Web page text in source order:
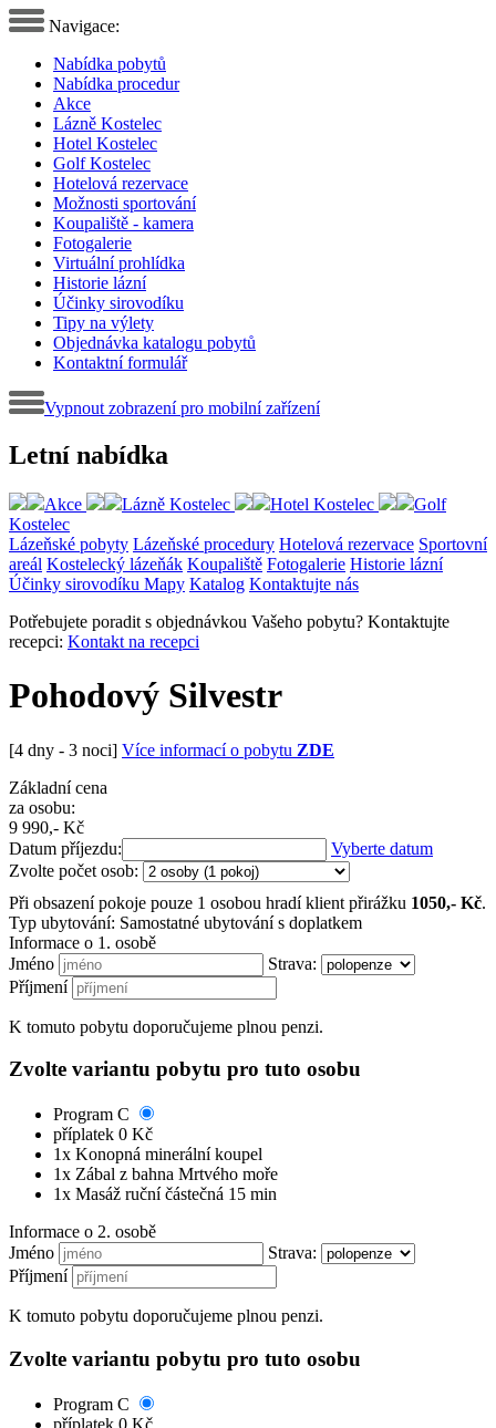
Navigace:
Nabídka pobytů
Nabídka procedur
Akce
Lázně Kostelec
Hotel Kostelec
Golf Kostelec
Hotelová rezervace
Možnosti sportování
Koupaliště - kamera
Fotogalerie
Virtuální prohlídka
Historie lázní
Účinky sirovodíku
Tipy na výlety
Objednávka katalogu pobytů
Kontaktní formulář
Vypnout zobrazení pro mobilní zařízení
Letní nabídka
Akce Lázně Kostelec Hotel Kostelec
Golf
Kostelec
Lázeňské pobyty Lázeňské procedury Hotelová rezervace Sportovní
areál Kostelecký lázeňák Koupaliště Fotogalerie Historie lázní
Účinky sirovodíku Mapy Katalog Kontaktujte nás
Potřebujete poradit s objednávkou Vašeho pobytu? Kontaktujte
recepci: Kontakt na recepci
Pohodový Silvestr
[4 dny - 3 noci] Více informací o pobytu ZDE
Základní cena
za osobu:
9 990,- Kč
Datum příjezdu:
Vyberte datum
Zvolte počet osob:
Při obsazení pokoje pouze 1 osobou hradí klient přirážku 1050,- Kč.
Typ ubytování: Samostatné ubytování s doplatkem
Informace o 1. osobě
Jméno
Strava:
Příjmení
K tomuto pobytu doporučujeme plnou penzi.
Zvolte variantu pobytu pro tuto osobu
Program C
příplatek 0 Kč
1x Konopná minerální koupel
1x Zábal z bahna Mrtvého moře
1x Masáž ruční částečná 15 min
Informace o 2. osobě
Jméno
Strava:
Příjmení
K tomuto pobytu doporučujeme plnou penzi.
Zvolte variantu pobytu pro tuto osobu
Program C
příplatek 0 Kč